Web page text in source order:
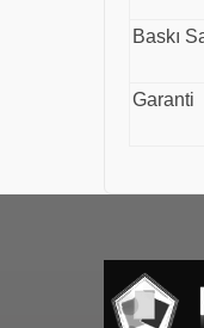
Baskı
Garanti